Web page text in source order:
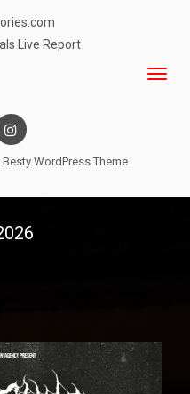
Live Report
Besty WordPress Theme